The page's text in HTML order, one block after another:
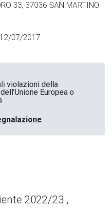
33, 37036 SAN MARTINO
07/2017
violazioni della
Europea o
2022/23 ,